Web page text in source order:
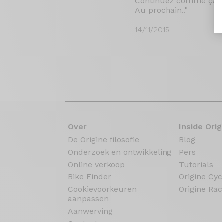
Au prochain.."
14/11/2015
Over
De Origine filosofie
Onderzoek en ontwikkeling
Online verkoop
Bike Finder
Cookievoorkeuren
aanpassen
Aanwerving
Inside
Blog
Pers
Tutorials
Origine
Origine